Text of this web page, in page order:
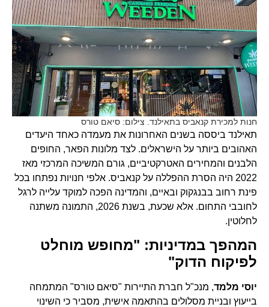
חנות למכירת קנאביס בתאילנד. צילום: סיאם טורס
תאילנד ביססה בשנים האחרונות את מעמדה כאחד היעדים
האהובים ביותר על הישראלים. לצד מלונות הפאר, החופים
הלבנים והמחירים האטרקטיביים, גורם המשיכה המרכזי מאז
2022 היה הסרת ההפללה על קנאביס. אלפי חנויות נפתחו בכל
פינת רחוב בבנגקוק ובאיים, והמדינה הפכה למוקד עלייה לרגל
לחובבי התחום. אלא שכעת, בשנת 2026, התמונה משתנה
לחלוטין.
המהפך במדיניות: "מחופש מוחלט
לפיקוח הדוק"
יוסי מלמד, מנכ"ל חברת התיירות "סיאם טורס" המתמחה
בייעוץ ובניית מסלולים בהתאמה אישית, מסביר כי השינוי